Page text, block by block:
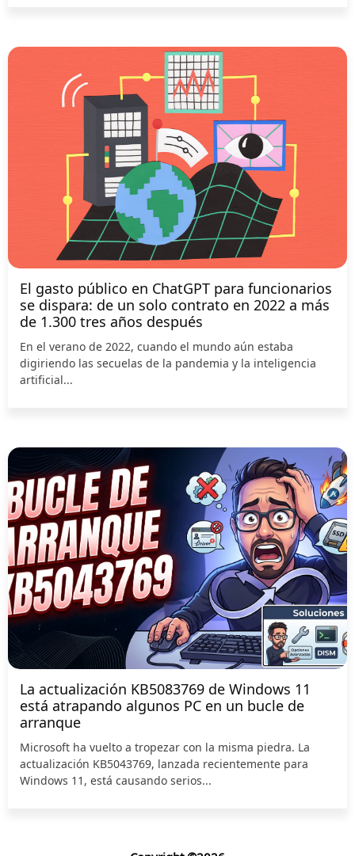
El gasto público en ChatGPT para funcionarios
se dispara: de un solo contrato en 2022 a más
de 1.300 tres años después
En el verano de 2022, cuando el mundo aún estaba
digiriendo las secuelas de la pandemia y la inteligencia
artificial...
La actualización KB5083769 de Windows 11
está atrapando algunos PC en un bucle de
arranque
Microsoft ha vuelto a tropezar con la misma piedra. La
actualización KB5043769, lanzada recientemente para
Windows 11, está causando serios...